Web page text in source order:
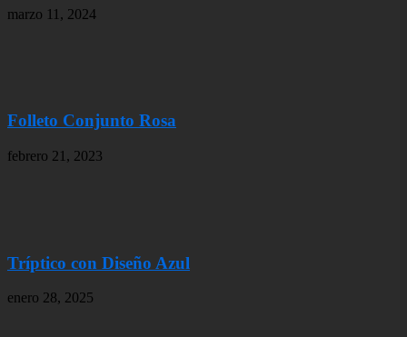
marzo 11, 2024
Folleto Conjunto Rosa
febrero 21, 2023
Tríptico con Diseño Azul
enero 28, 2025